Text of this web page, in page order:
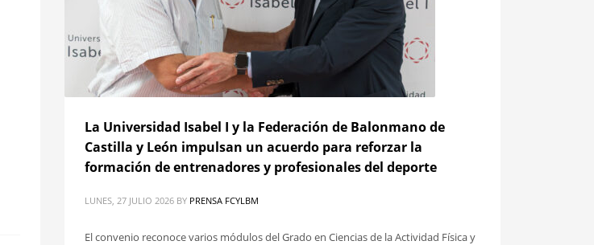
La Universidad Isabel I y la Federación de Balonmano de
Castilla y León impulsan un acuerdo para reforzar la
formación de entrenadores y profesionales del deporte
LUNES, 27 JULIO 2026 BY PRENSA FCYLBM
El convenio reconoce varios módulos del Grado en Ciencias de la Actividad Física y